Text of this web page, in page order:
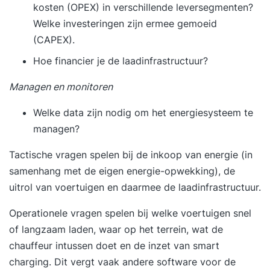
kosten (OPEX) in verschillende leversegmenten?
Welke investeringen zijn ermee gemoeid
(CAPEX).
Hoe financier je de laadinfrastructuur?
Managen en monitoren
Welke data zijn nodig om het energiesysteem te
managen?
Tactische vragen spelen bij de inkoop van energie (in
samenhang met de eigen energie-opwekking), de
uitrol van voertuigen en daarmee de laadinfrastructuur.
Operationele vragen spelen bij welke voertuigen snel
of langzaam laden, waar op het terrein, wat de
chauffeur intussen doet en de inzet van smart
charging. Dit vergt vaak andere software voor de